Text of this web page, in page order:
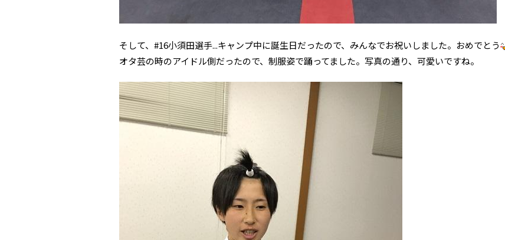
そして、#16小須田選手...キャンプ中に誕生日だったので、みんなでお祝いしました。おめでとう
オタ芸の時のアイドル側だったので、制服姿で踊ってました。写真の通り、可愛いですね。